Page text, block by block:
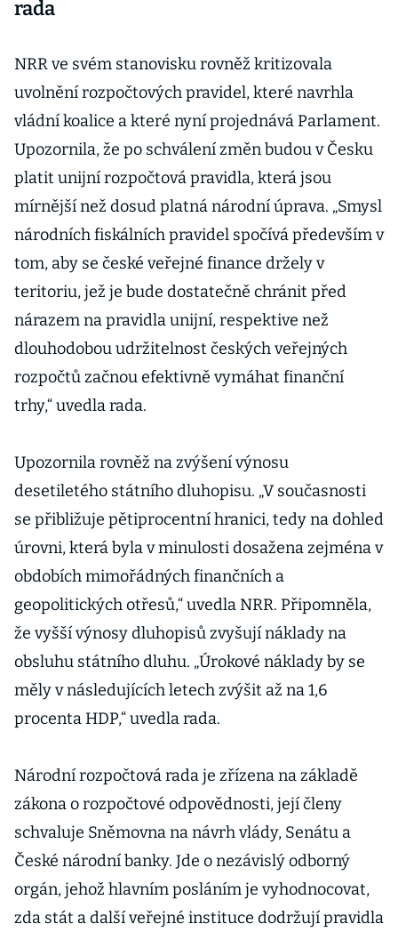
rada
NRR ve svém stanovisku rovněž kritizovala
uvolnění rozpočtových pravidel, které navrhla
vládní koalice a které nyní projednává Parlament.
Upozornila, že po schválení změn budou v Česku
platit unijní rozpočtová pravidla, která jsou
mírnější než dosud platná národní úprava. „Smysl
národních fiskálních pravidel spočívá především v
tom, aby se české veřejné finance držely v
teritoriu, jež je bude dostatečně chránit před
nárazem na pravidla unijní, respektive než
dlouhodobou udržitelnost českých veřejných
rozpočtů začnou efektivně vymáhat finanční
trhy,“ uvedla rada.
Upozornila rovněž na zvýšení výnosu
desetiletého státního dluhopisu. „V současnosti
se přibližuje pětiprocentní hranici, tedy na dohled
úrovni, která byla v minulosti dosažena zejména v
obdobích mimořádných finančních a
geopolitických otřesů,“ uvedla NRR. Připomněla,
že vyšší výnosy dluhopisů zvyšují náklady na
obsluhu státního dluhu. „Úrokové náklady by se
měly v následujících letech zvýšit až na 1,6
procenta HDP,“ uvedla rada.
Národní rozpočtová rada je zřízena na základě
zákona o rozpočtové odpovědnosti, její členy
schvaluje Sněmovna na návrh vlády, Senátu a
České národní banky. Jde o nezávislý odborný
orgán, jehož hlavním posláním je vyhodnocovat,
zda stát a další veřejné instituce dodržují pravidla